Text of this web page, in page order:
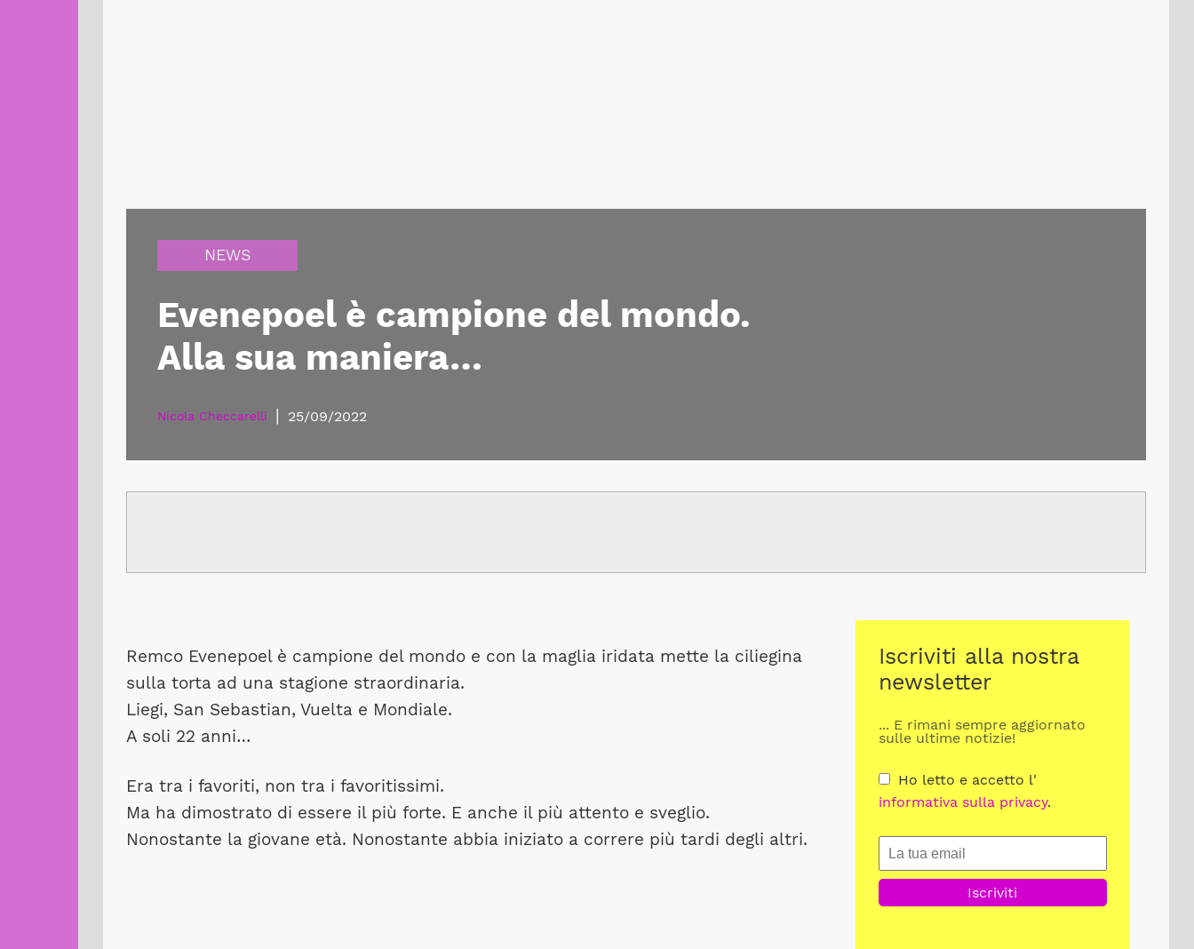
NEWS
Evenepoel è campione del mondo.
Alla sua maniera…
Nicola Checcarelli | 25/09/2022
Remco Evenepoel è campione del mondo e con la maglia iridata mette la ciliegina
sulla torta ad una stagione straordinaria.
Liegi, San Sebastian, Vuelta e Mondiale.
A soli 22 anni…
Era tra i favoriti, non tra i favoritissimi.
Ma ha dimostrato di essere il più forte. E anche il più attento e sveglio.
Nonostante la giovane età. Nonostante abbia iniziato a correre più tardi degli altri.
Iscriviti alla nostra
newsletter
... E rimani sempre aggiornato
sulle ultime notizie!
Ho letto e accetto l'
informativa sulla privacy.